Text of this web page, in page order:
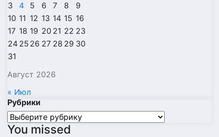
Август 2026
3
4 5 6 7 8
9
10 11 12 13 14 15 16
17 18 19 20 21 22 23
24 25 26 27 28 29 30
31
« Июл
Рубрики
Рубрики
You missed